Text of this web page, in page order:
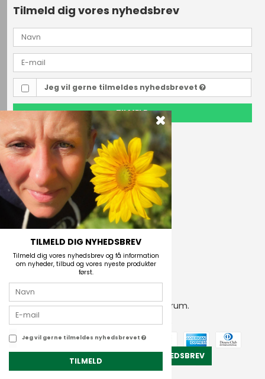
Tilmeld dig vores nyhedsbrev
Jeg vil gerne tilmeldes nyhedsbrevet
TILMELD
Outdoor i Centrum
Perlegade 44
6400 Sønderborg, Danmark
Telefonnr.
(+45) 74 43 53 55
E-mail
2026 © Outdoor i Centrum.
TILMELD DIG NYHEDSBREV
Tilmeld dig vores nyhedsbrev og få information
om nyheder, tilbud og vores nyeste produkter
først.
Jeg vil gerne tilmeldes nyhedsbrevet
TILMELD
TILMELD NYHEDSBREV